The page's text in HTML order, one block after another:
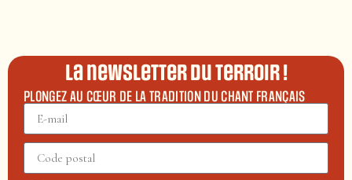
La newsletter du terroir !
PLONGEZ AU CŒUR DE LA TRADITION DU CHANT FRANÇAIS